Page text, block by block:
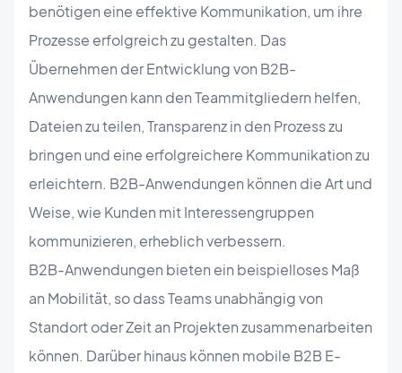
benötigen eine effektive Kommunikation, um ihre
Prozesse erfolgreich zu gestalten. Das
Übernehmen der Entwicklung von B2B-
Anwendungen kann den Teammitgliedern helfen,
Dateien zu teilen, Transparenz in den Prozess zu
bringen und eine erfolgreichere Kommunikation zu
erleichtern. B2B-Anwendungen können die Art und
Weise, wie Kunden mit Interessengruppen
kommunizieren, erheblich verbessern.
B2B-Anwendungen bieten ein beispielloses Maß
an Mobilität, so dass Teams unabhängig von
Standort oder Zeit an Projekten zusammenarbeiten
können. Darüber hinaus können mobile B2B E-